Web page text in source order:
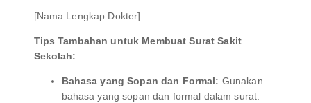
[Nama Lengkap Dokter]
Tips Tambahan untuk Membuat Surat Sakit
Sekolah:
Bahasa yang Sopan dan Formal: Gunakan
bahasa yang sopan dan formal dalam surat.